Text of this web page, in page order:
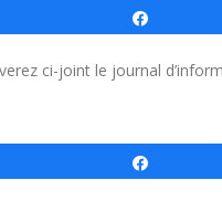
ci-joint le journal